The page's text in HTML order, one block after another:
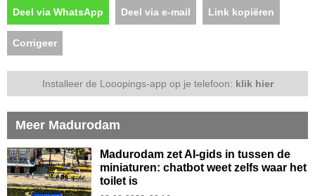
Deel via WhatsApp Deel via e-mail Link kopiëren
Corrigeer
Installeer de Looopings-app op je telefoon: klik hier
Meer Madurodam
Madurodam zet AI-gids in tussen de
miniaturen: chatbot weet zelfs waar het
toilet is